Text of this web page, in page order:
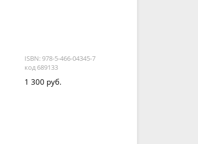
ISBN: 978-5-466-04345-7
код 689133
1 300 руб.